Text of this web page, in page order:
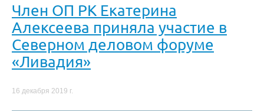
Член ОП РК Екатерина
Алексеева приняла участие в
Северном деловом форуме
«Ливадия»
16 декабря 2019 г.